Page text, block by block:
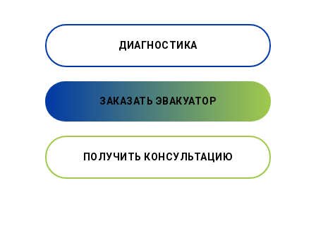
ДИАГНОСТИКА
ЗАКАЗАТЬ ЭВАКУАТОР
ПОЛУЧИТЬ КОНСУЛЬТАЦИЮ